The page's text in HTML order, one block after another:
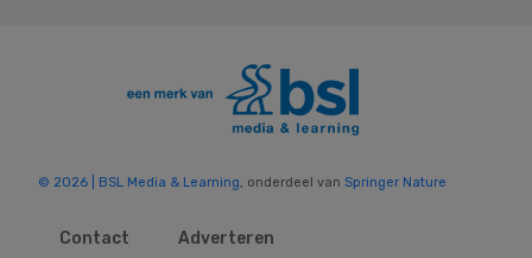
© 2026 | BSL Media & Learning, onderdeel van Springer Nature
Contact Adverteren